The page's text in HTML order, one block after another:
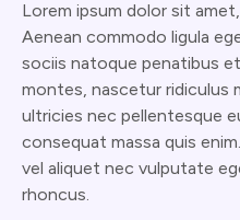
Lorem ipsum dolor sit
Aenean commodo ligula
sociis natoque penatibus
montes, nascetur ridiculus
ultricies nec pellentesque
consequat massa quis
vel aliquet nec vulputate
rhoncus.